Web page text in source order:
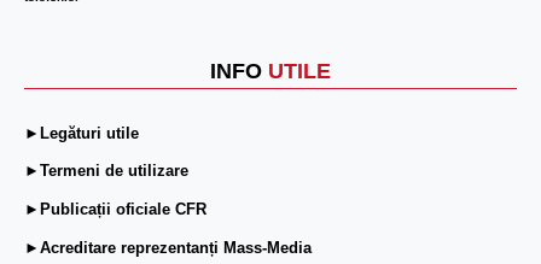
INFO UTILE
►Legături utile
►Termeni de utilizare
►Publicații oficiale CFR
►Acreditare reprezentanți Mass-Media